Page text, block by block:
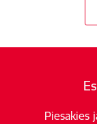
Piesakies